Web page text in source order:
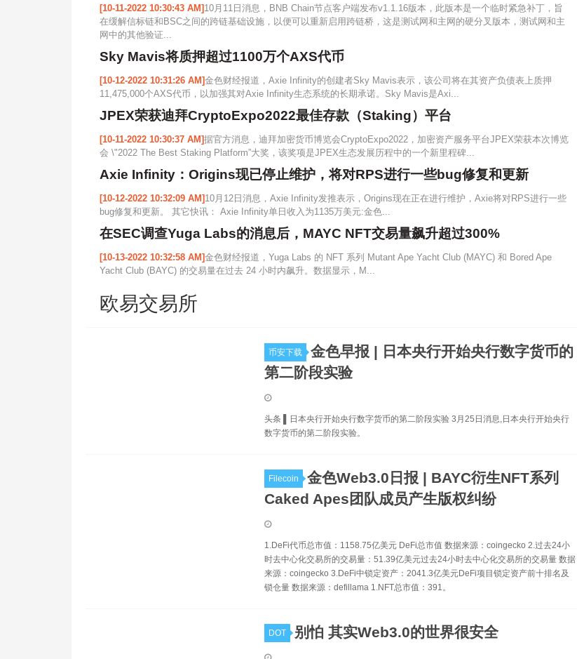
[10-11-2022 10:30:43 AM] 10月11日消息，BNB Chain节点客户端发布v1.1.16版本，此版本是一个临时紧急补丁，旨
在缓解信标链和BSC之间的跨链基础设施，以便可以重新启用跨链桥，这是测试网和主网的硬分叉版本，测试网和主
网中的其他验证...
Sky Mavis将质押超过1100万个AXS代币
[10-12-2022 10:31:26 AM]金色财经报道，Axie Infinity的创建者Sky Mavis表示，该公司将在其资产负债表上质押
11,475,000个AXS代币，以加强其对Axie Infinity生态系统的长期承诺。Sky Mavis是Axi...
JPEX荣获迪拜CryptoExpo2022最佳存款（Staking）平台
[10-11-2022 10:30:37 AM]据官方消息，迪拜加密货币博览会CryptoExpo2022，加密资产服务平台JPEX荣获本次博览
会 \"2022 The Best Staking Platform”大奖，该奖项是JPEX生态发展历程中的一个新里程碑...
Axie Infinity：Origins现已停止维护，将对RPS进行一些bug修复和更新
[10-12-2022 10:32:09 AM] 10月12日消息，Axie Infinity发推表示，Origins现在正在进行维护，Axie将对RPS进行一些
bug修复和更新。 其它快讯： Axie Infinity单日收入为1135万美元:金色...
在SEC调查Yuga Labs的消息后，MAYC NFT交易量飙升超过300%
[10-13-2022 10:32:58 AM]金色财经报道，Yuga Labs 的 NFT 系列 Mutant Ape Yacht Club (MAYC) 和 Bored Ape
Yacht Club (BAYC) 的交易量在过去 24 小时内飙升。数据显示，M...
欧易交易所
币安下载
金色早报 | 日本央行开始央行数字货币的
第二阶段实验
头条 ▌日本央行开始央行数字货币的第二阶段实验 3月25日消息,日本央行开始央行
数字货币的第二阶段实验。
Filecoin
金色Web3.0日报 | BAYC衍生NFT系列
Caked Apes团队成员产生版权纠纷
1.DeFi代币总市值：1158.75亿美元 DeFi总市值 数据来源：coingecko 2.过去24小
时去中心化交易所的交易量：51.39亿美元过去24小时去中心化交易所的交易量 数据
来源：coingecko 3.DeFi中锁定资产：2041.3亿美元DeFi项目锁定资产前十排名及
锁仓量 数据来源：defillama 1.NFT总市值：391。
DOT 别怕 其实Web3.0的世界很安全